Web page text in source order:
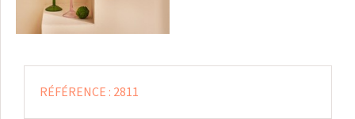
RÉFÉRENCE : 2811